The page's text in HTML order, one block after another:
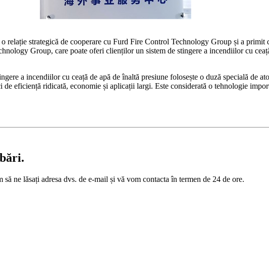
strategică de cooperare cu Furd Fire Control Technology Group și a primit
Group, care poate oferi clienților un sistem de stingere a incendiilor cu
a incendiilor cu ceață de apă de înaltă presiune folosește o duză specială de
eficiență ridicată, economie și aplicații largi. Este considerată o tehnologie
ne lăsați adresa dvs. de e-mail și vă vom contacta în termen de 24 de ore.